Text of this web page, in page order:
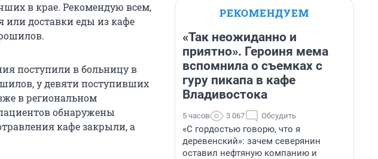
в крае. Рекомендую всем,
или доставки еды из кафе
поступили в больницу в
у девяти поступивших
в региональном
обнаружены
кафе закрыли, а
РЕКОМЕНДУЕМ
«Так неожиданно и
приятно». Героиня мема
вспомнила о съемках с
гуру пикапа в кафе
Владивостока
5 часов 3 067 Обсудить
«С гордостью говорю, что я
деревенский»: зачем северянин
оставил нефтяную компанию и